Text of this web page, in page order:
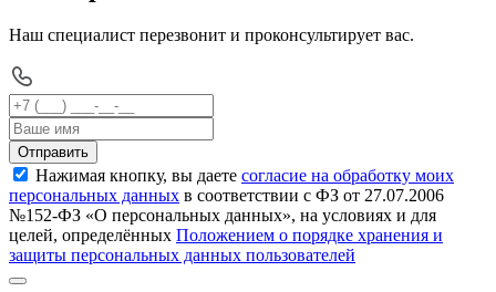
Наш специалист перезвонит и проконсультирует вас.
Отправить
Нажимая кнопку, вы даете согласие на обработку моих
персональных данных в соответствии с ФЗ от 27.07.2006
№152-ФЗ «О персональных данных», на условиях и для
целей, определённых Положением о порядке хранения и
защиты персональных данных пользователей